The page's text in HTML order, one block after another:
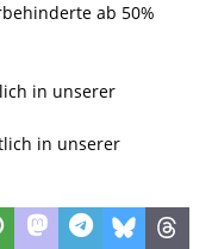
ab 50%
in unserer
in unserer